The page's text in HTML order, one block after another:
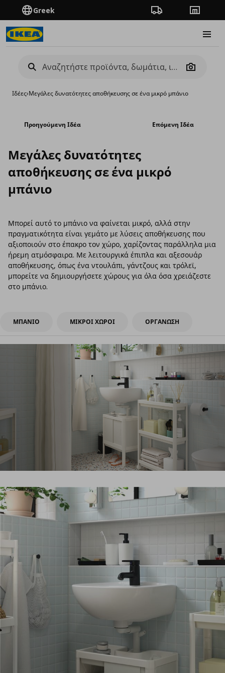
Greek Πορεία παραγγελίας
Camera
Ιδέες›Μεγάλες δυνατότητες αποθήκευσης σε ένα μικρό μπάνιο
Προηγούμενη Ιδέα Επόμενη Ιδέα
Μεγάλες δυνατότητες
αποθήκευσης σε ένα μικρό
μπάνιο
Μπορεί αυτό το μπάνιο να φαίνεται μικρό, αλλά στην
πραγματικότητα είναι γεμάτο με λύσεις αποθήκευσης που
αξιοποιούν στο έπακρο τον χώρο, χαρίζοντας παράλληλα μια
ήρεμη ατμόσφαιρα. Με λειτουργικά έπιπλα και αξεσουάρ
αποθήκευσης, όπως ένα ντουλάπι, γάντζους και τρόλεϊ,
μπορείτε να δημιουργήσετε χώρους για όλα όσα χρειάζεστε
στο μπάνιο.
ΜΠΑΝΙΟ ΜΙΚΡΟΙ ΧΩΡΟΙ ΟΡΓΑΝΩΣΗ